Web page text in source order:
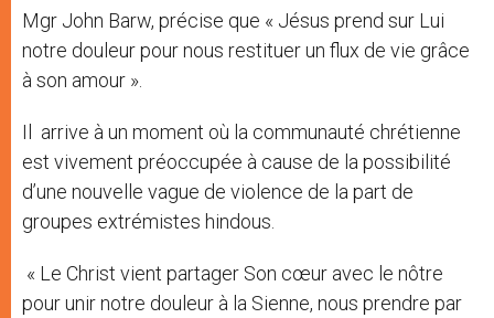
Mgr John Barw, précise que « Jésus prend sur Lui
notre douleur pour nous restituer un flux de vie grâce
à son amour ».
Il arrive à un moment où la communauté chrétienne
est vivement préoccupée à cause de la possibilité
d’une nouvelle vague de violence de la part de
groupes extrémistes hindous.
« Le Christ vient partager Son cœur avec le nôtre
pour unir notre douleur à la Sienne, nous prendre par